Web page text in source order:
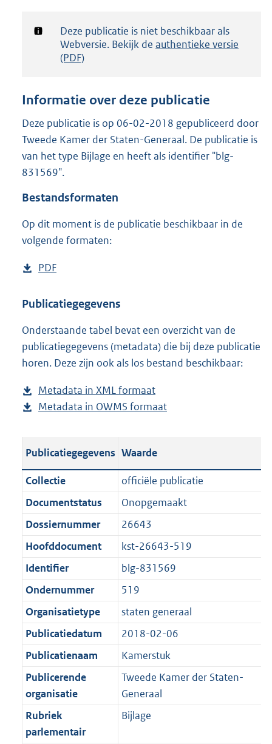
d
g
t
e
:
1
Notificatie:
Deze publicatie is niet beschikbaar als
Webversie. Bekijk de authentieke versie
(PDF)
Informatie over deze publicatie
Deze publicatie is op 06-02-2018 gepubliceerd door
Tweede Kamer der Staten-Generaal. De publicatie is
van het type Bijlage en heeft als identifier "blg-
831569".
Bestandsformaten
Op dit moment is de publicatie beschikbaar in de
volgende formaten:
D
w
l
o
a
p
u
l
c
t
i
e
n
f
o
r
m
a
a
t
PDF
s
a
n
d
g
r
o
t
:
1
,
5
M
b
Publicatiegegevens
Onderstaande tabel bevat een overzicht van de
publicatiegegevens (metadata) die bij deze publicatie
horen. Deze zijn ook als los bestand beschikbaar:
Metadata in XML formaat
e
a
n
d
s
r
o
o
t
e
:
1
K
b
Metadata in OWMS formaat
a
n
d
g
r
o
t
t
e
:
1
K
b
Publicatiegegevens Waarde
Collectie
officiële publicatie
Documentstatus
Onopgemaakt
Dossiernummer
26643
Hoofddocument
kst-26643-519
Identifier
blg-831569
Ondernummer
519
Organisatietype
staten generaal
Publicatiedatum
2018-02-06
Publicatienaam
Kamerstuk
Publicerende
organisatie
Tweede Kamer der Staten-
Generaal
Rubriek
parlementair
Bijlage